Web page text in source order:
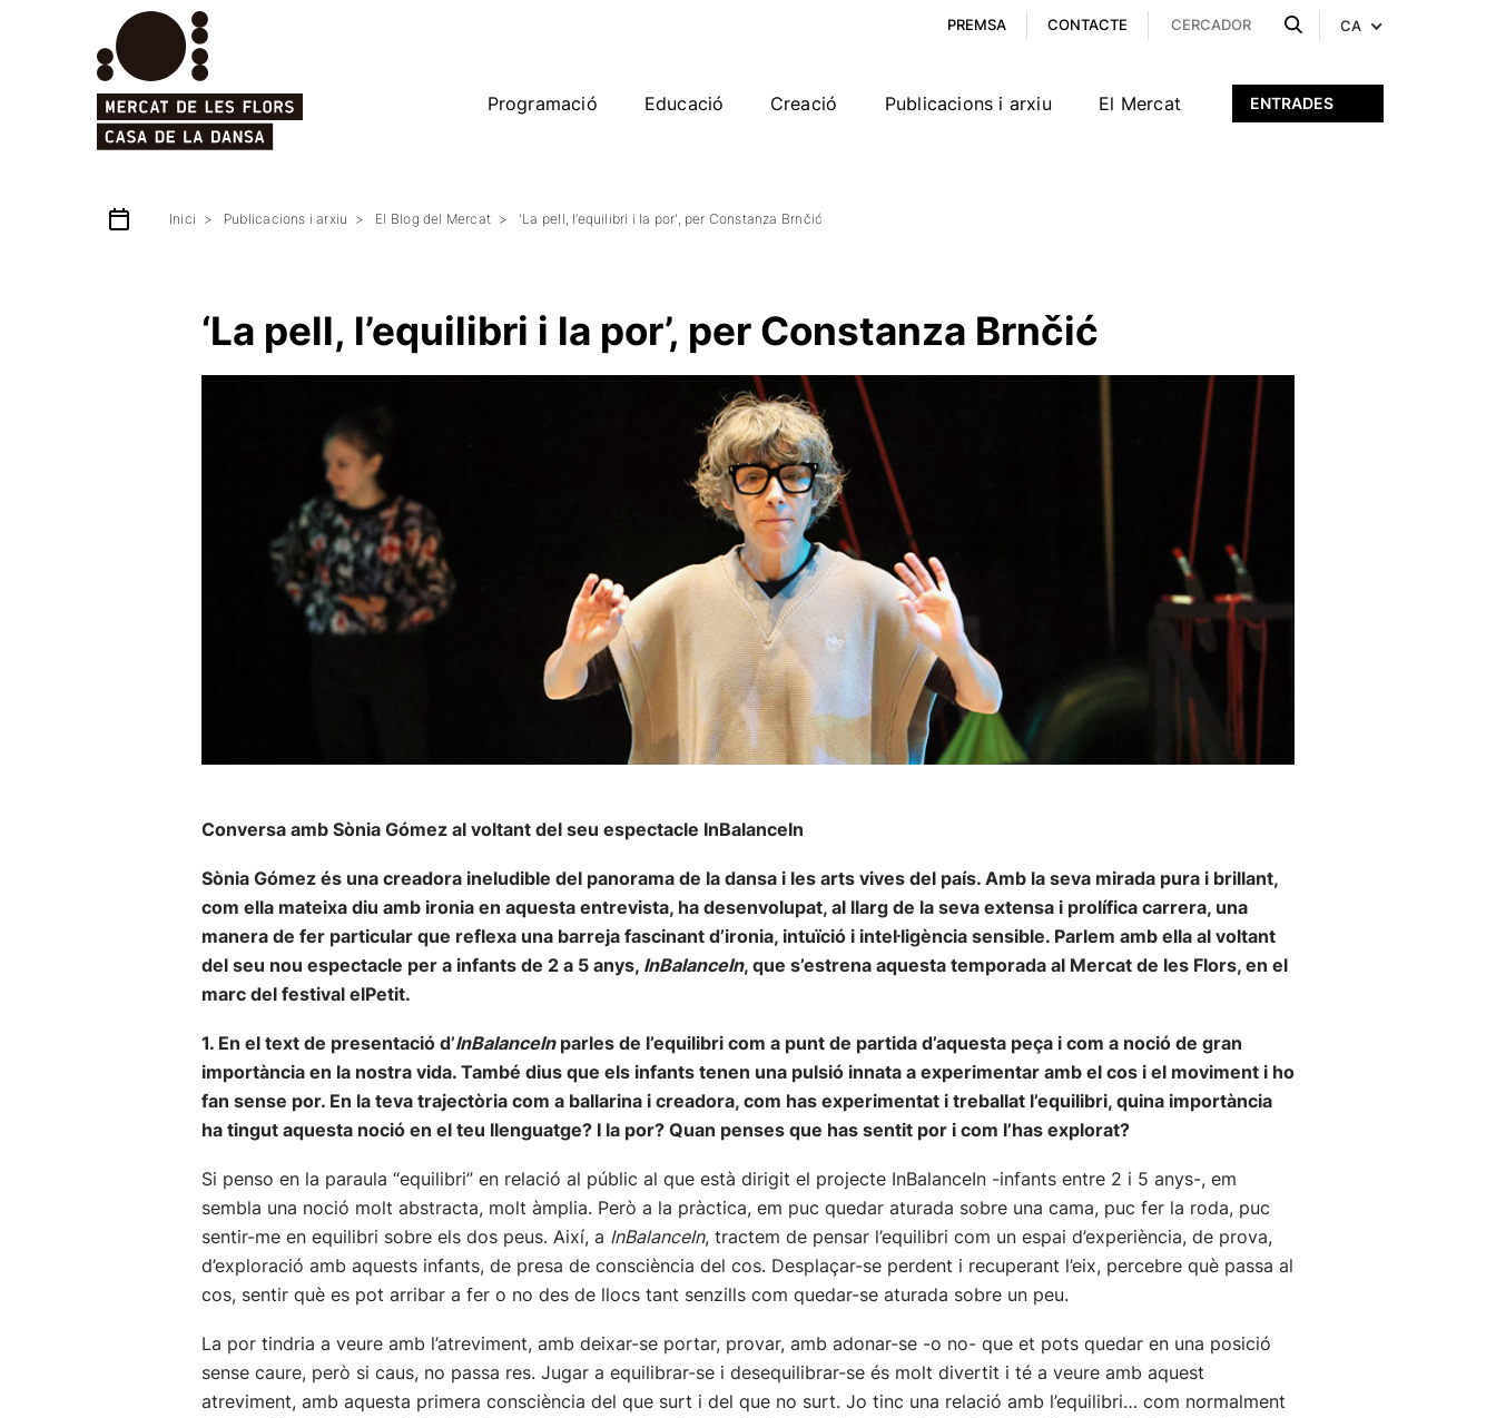
PREMSA CONTACTE CA
ENTRADES
Programació Educació Creació Publicacions i arxiu El Mercat
Inici Publicacions i arxiu El Blog del Mercat 'La pell, l’equilibri i la por', per Constanza Brnčić
‘La pell, l’equilibri i la por’, per Constanza Brnčić
Conversa amb Sònia Gómez al voltant del seu espectacle InBalanceIn
Sònia Gómez és una creadora ineludible del panorama de la dansa i les arts vives del país. Amb la seva mirada pura i brillant,
com ella mateixa diu amb ironia en aquesta entrevista, ha desenvolupat, al llarg de la seva extensa i prolífica carrera, una
manera de fer particular que reflexa una barreja fascinant d’ironia, intuïció i intel·ligència sensible. Parlem amb ella al voltant
del seu nou espectacle per a infants de 2 a 5 anys, InBalanceIn, que s’estrena aquesta temporada al Mercat de les Flors, en el
marc del festival elPetit.
1. En el text de presentació d’InBalanceInparles de l’equilibri com a punt de partida d’aquesta peça i com a noció de gran
importància en la nostra vida. També dius que els infants tenen una pulsió innata a experimentar amb el cos i el moviment i ho
fan sense por. En la teva trajectòria com a ballarina i creadora, com has experimentat i treballat l’equilibri, quina importància
ha tingut aquesta noció en el teu llenguatge? I la por? Quan penses que has sentit por i com l’has explorat?
Si penso en la paraula “equilibri” en relació al públic al que està dirigit el projecte InBalanceIn -infants entre 2 i 5 anys-, em
sembla una noció molt abstracta, molt àmplia. Però a la pràctica, em puc quedar aturada sobre una cama, puc fer la roda, puc
sentir-me en equilibri sobre els dos peus. Així, a InBalanceIn, tractem de pensar l’equilibri com un espai d’experiència, de prova,
d’exploració amb aquests infants, de presa de consciència del cos. Desplaçar-se perdent i recuperant l’eix, percebre què passa al
cos, sentir què es pot arribar a fer o no des de llocs tant senzills com quedar-se aturada sobre un peu.
La por tindria a veure amb l’atreviment, amb deixar-se portar, provar, amb adonar-se -o no- que et pots quedar en una posició
sense caure, però si caus, no passa res. Jugar a equilibrar-se i desequilibrar-se és molt divertit i té a veure amb aquest
atreviment, amb aquesta primera consciència del que surt i del que no surt. Jo tinc una relació amb l’equilibri… com normalment